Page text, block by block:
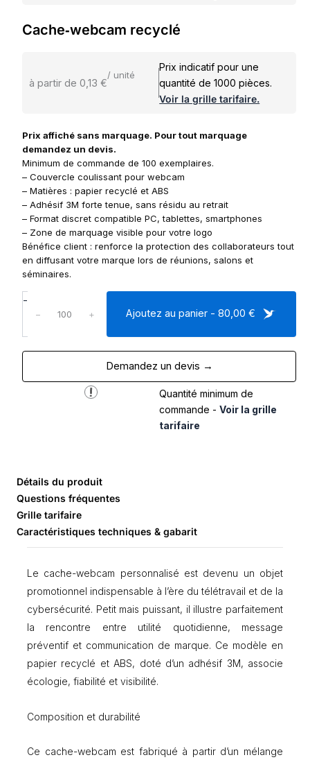
Cache‑webcam recyclé
à partir de 0,13 €
/ unité
Prix indicatif pour une
quantité de 1000 pièces.
Voir la grille tarifaire.
Prix affiché sans marquage. Pour tout marquage
demandez un devis.
Minimum de commande de 100 exemplaires.
– Couvercle coulissant pour webcam
– Matières : papier recyclé et ABS
– Adhésif 3M forte tenue, sans résidu au retrait
– Format discret compatible PC, tablettes, smartphones
– Zone de marquage visible pour votre logo
Bénéfice client : renforce la protection des collaborateurs tout
en diffusant votre marque lors de réunions, salons et
séminaires.
-
n
t
t
h
‑
w
e
b
m
− + Ajoutez au panier - 80,00 €
Demandez un devis →
Quantité minimum de
commande - Voir la grille
tarifaire
Détails du produit
Questions fréquentes
Grille tarifaire
Caractéristiques techniques & gabarit
Le cache-webcam personnalisé est devenu un objet
promotionnel indispensable à l’ère du télétravail et de la
cybersécurité. Petit mais puissant, il illustre parfaitement
la rencontre entre utilité quotidienne, message
préventif et communication de marque. Ce modèle en
papier recyclé et ABS, doté d’un adhésif 3M, associe
écologie, fiabilité et visibilité.
Composition et durabilité
Ce cache-webcam est fabriqué à partir d’un mélange